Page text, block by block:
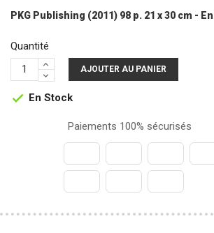
PKG Publishing (2011) 98 p. 21 x 30 cm -
Quantité
AJOUTER AU PANIER
 En Stock
Paiements 100% sécurisés